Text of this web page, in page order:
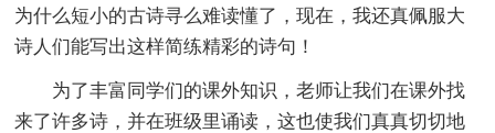
为什么短小的古诗寻么难读懂了，现在，我还真佩服大
诗人们能写出这样简练精彩的诗句！
为了丰富同学们的课外知识，老师让我们在课外找
来了许多诗，并在班级里诵读，这也使我们真真切切地